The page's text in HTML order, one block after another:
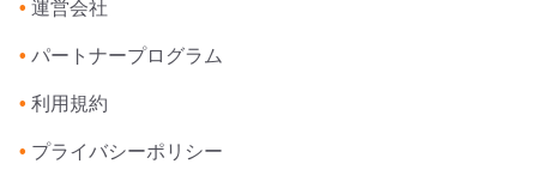
• 運営会社
• パートナープログラム
• 利用規約
• プライバシーポリシー